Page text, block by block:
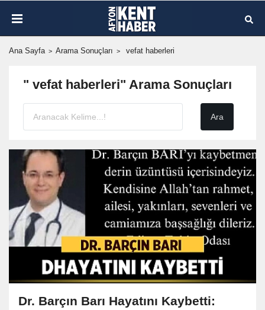
Ana Sayfa Arama Sonuçları vefat haberleri
" vefat haberleri" Arama Sonuçları
Dr. Barçın Barı Hayatını Kaybetti: